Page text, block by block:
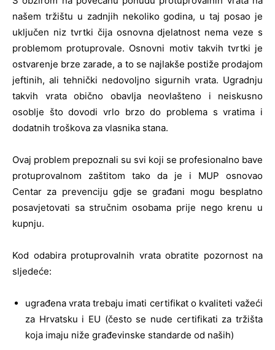
našem tržištu u zadnjih nekoliko godina, u taj posao je
uključen niz tvrtki čija osnovna djelatnost nema veze s
problemom protuprovale. Osnovni motiv takvih tvrtki je
ostvarenje brze zarade, a to se najlakše postiže prodajom
jeftinih, ali tehnički nedovoljno sigurnih vrata. Ugradnju
takvih vrata obično obavlja neovlašteno i neiskusno
osoblje što dovodi vrlo brzo do problema s vratima i
dodatnih troškova za vlasnika stana.
Ovaj problem prepoznali su svi koji se profesionalno bave
protuprovalnom zaštitom tako da je i MUP osnovao
Centar za prevenciju gdje se građani mogu besplatno
posavjetovati sa stručnim osobama prije nego krenu u
kupnju.
Kod odabira protuprovalnih vrata obratite pozornost na
sljedeće:
ugrađena vrata trebaju imati certifikat o kvaliteti važeći
za Hrvatsku i EU (često se nude certifikati za tržišta
koja imaju niže građevinske standarde od naših)